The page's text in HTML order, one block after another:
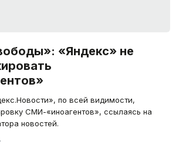
«Яндекс» не
по всей видимости,
СМИ-«иноагентов», ссылаясь на
новостей.